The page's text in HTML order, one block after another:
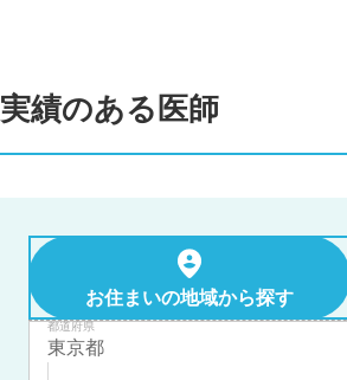
実績のある医師
お住まいの地域から探す
都道府県